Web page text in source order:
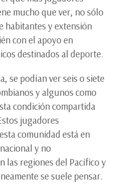
mucho que ver, no sólo
habitantes y extensión
con el apoyo en
destinados al deporte.
se podían ver seis o siete
y algunos como
condición compartida
jugadores
comunidad está en
y no
las regiones del Pacífico y
se suele pensar.